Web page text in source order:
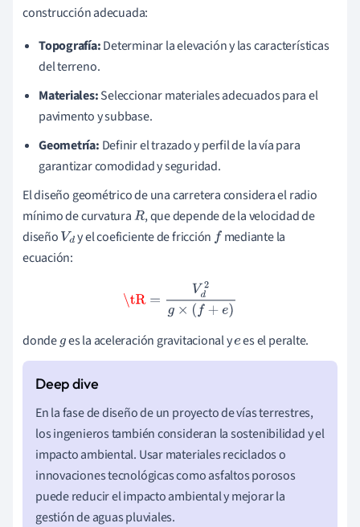
construcción adecuada:
Topografía:Determinar la elevación y las características
del terreno.
Materiales:Seleccionar materiales adecuados para el
pavimento y subbase.
Geometría: Definir el trazado y perfil de la vía para
garantizar comodidad y seguridad.
El diseño geométrico de una carretera considera el radio
mínimo de curvaturaR , que depende de la velocidad de
diseño Vdy el coeficiente de fricción f mediante la
ecuación:
\tR
×(f+e
dondeges la aceleración gravitacional yees el peralte.
En la fase de diseño de un proyecto de vías terrestres,
los ingenieros también consideran la sostenibilidad y el
impacto ambiental. Usar materiales reciclados o
innovaciones tecnológicas como asfaltos porosos
puede reducir el impacto ambiental y mejorar la
gestión de aguas pluviales.